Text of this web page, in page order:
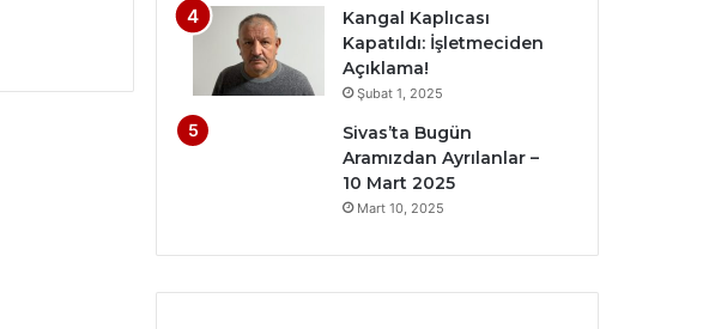
Kangal Kaplıcası
Kapatıldı: İşletmeciden
Açıklama!
Şubat 1, 2025
Sivas’ta Bugün
Aramızdan Ayrılanlar –
10 Mart 2025
Mart 10, 2025